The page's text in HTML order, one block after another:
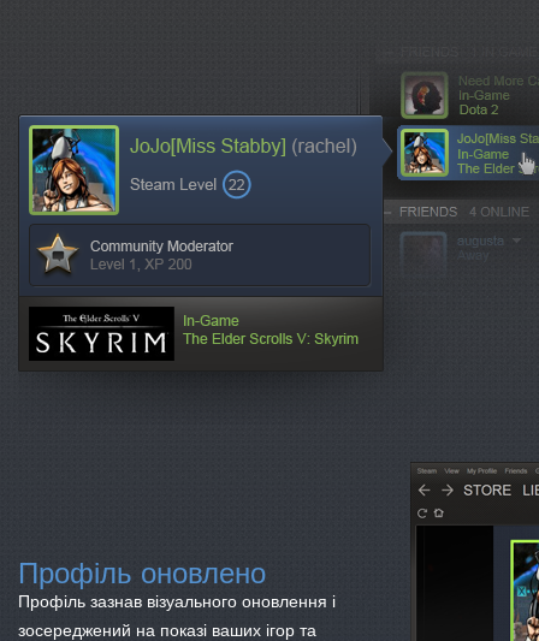
Профіль оновлено
Профіль зазнав візуального оновлення і
зосереджений на показі ваших ігор та